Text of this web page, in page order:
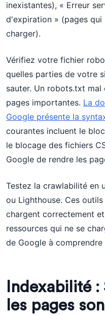
inexistantes), « Erreur
d'expiration » (pages
charger).
Vérifiez votre fichier
quelles parties de votre
sauter. Un robots.txt
pages importantes. La
Google présente la
courantes incluent le
le blocage des fichiers
Google de rendre les
Testez la crawlabilité en
ou Lighthouse. Ces
chargent correctement
ressources qui ne se
de Google à
Indexabilité
les pages